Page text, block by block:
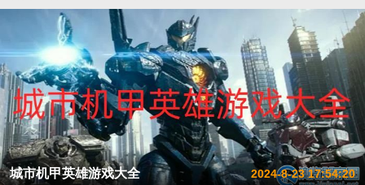
城市机甲英雄游戏大全 2024-8-23 17:54:20